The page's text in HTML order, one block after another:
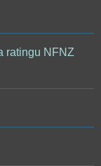
ratingu NFNZ